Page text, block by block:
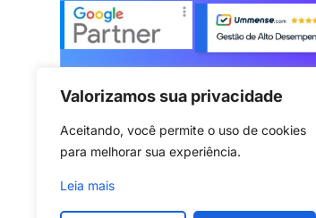
Valorizamos sua privacidade
Aceitando, você permite o uso de cookies
para melhorar sua experiência.
Leia mais